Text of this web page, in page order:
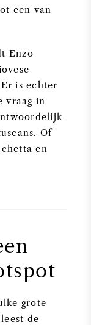
een van
Enzo
is echter
vraag in
Of
en
grote
de